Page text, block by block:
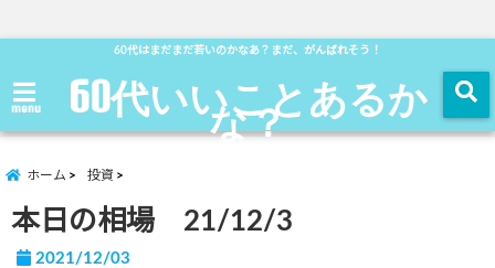
60代はまだまだ若いのかなあ？まだ、がんばれそう！
menu 60代いいことあるか
な？
ホーム 投資
本日の相場 21/12/3
2021/12/03